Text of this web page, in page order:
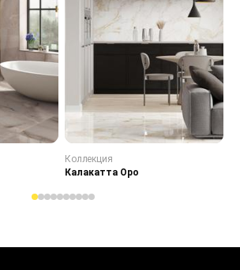
Коллекция
Калакатта Оро